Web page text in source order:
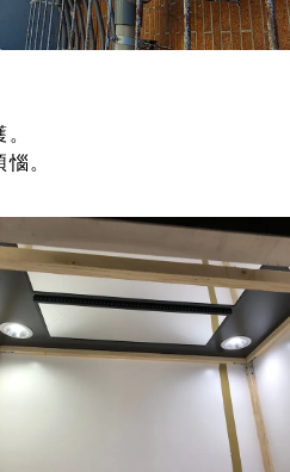
。